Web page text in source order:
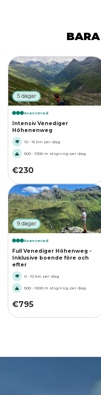
5 dagar
Avancerad
Intensiv Venediger
Höhenenweg
10 - 15 km per dag
500 - 1000 m stigning per dag
€230
9 dagar
Avancerad
Full Venediger Höhenweg -
Inklusive boende före och
efter
0 - 10 km per dag
500 - 1000 m stigning per dag
€795